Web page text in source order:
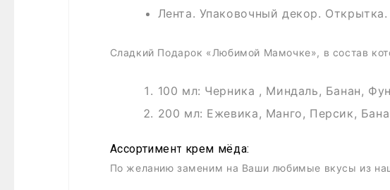
Лента. Упаковочный декор. Открытка.
Сладкий Подарок «Любимой Мамочке», в состав
100 мл: Черника , Миндаль, Банан,
200 мл: Ежевика, Манго, Персик,
Ассортимент крем мёда:
По желанию заменим на Ваши любимые вкусы из